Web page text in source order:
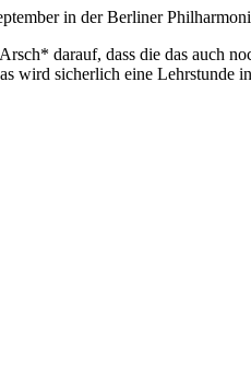
in der Berliner
darauf, dass die das auch
wird sicherlich eine Lehrstunde